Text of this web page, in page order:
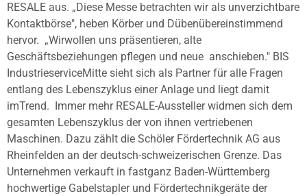
RESALE aus. „Diese Messe betrachten wir als unverzichtbare
Kontaktbörse", heben Körber und Dübenübereinstimmend
hervor. „Wirwollen uns präsentieren, alte
Geschäftsbeziehungen pflegen und neue anschieben." BIS
IndustrieserviceMitte sieht sich als Partner für alle Fragen
entlang des Lebenszyklus einer Anlage und liegt damit
imTrend.
Immer mehr RESALE-Aussteller widmen sich dem
gesamten Lebenszyklus der von ihnen vertriebenen
Maschinen. Dazu zählt die Schöler Fördertechnik AG aus
Rheinfelden an der deutsch-schweizerischen Grenze. Das
Unternehmen verkauft in fastganz Baden-Württemberg
hochwertige Gabelstapler und Fördertechnikgeräte der